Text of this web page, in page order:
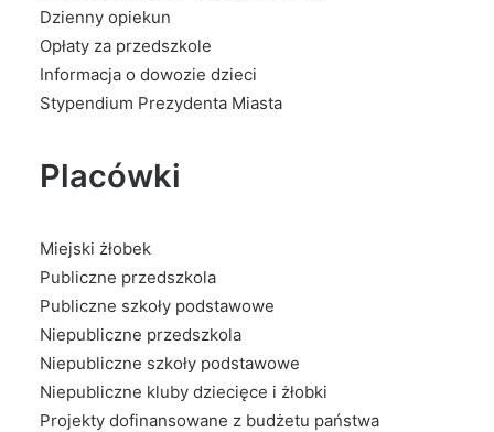
Dzienny opiekun
Opłaty za przedszkole
Informacja o dowozie dzieci
Stypendium Prezydenta Miasta
Placówki
Miejski żłobek
Publiczne przedszkola
Publiczne szkoły podstawowe
Niepubliczne przedszkola
Niepubliczne szkoły podstawowe
Niepubliczne kluby dziecięce i żłobki
Projekty dofinansowane z budżetu państwa